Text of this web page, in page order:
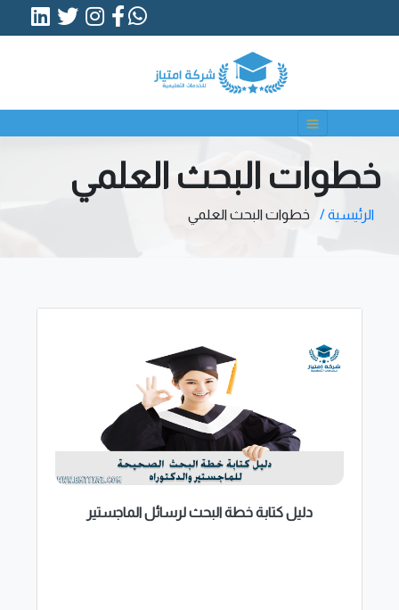
خطوات البحث العلمي
الرئيسية / خطوات البحث العلمي
دليل كتابة خطة البحث لرسائل الماجستير